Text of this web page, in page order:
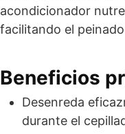
acondicionador
facilitando el
Beneficios
Desenreda
durante el